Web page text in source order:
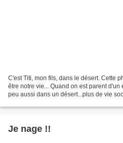
C'est Titi, mon fils, dans le désert. Cette
être notre vie... Quand on est parent d'un
peu aussi dans un désert...plus de vie
Je nage !!